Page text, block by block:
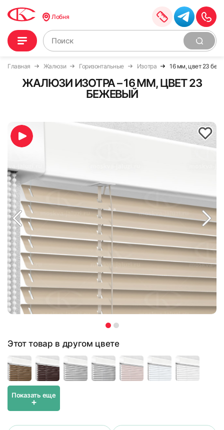
Лобня
Главная Жалюзи Горизонтальные Изотра 16 мм, цвет 23
ЖАЛЮЗИ ИЗОТРА – 16 ММ, ЦВЕТ 23
БЕЖЕВЫЙ
Этот товар в другом цвете
Показать еще
+